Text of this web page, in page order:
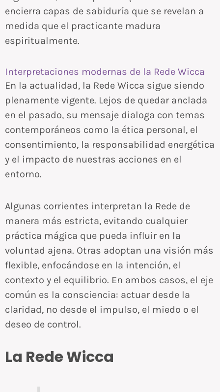
encierra capas de sabiduría que se revelan a
medida que el practicante madura
espiritualmente.
Interpretaciones modernas de la Rede Wicca
En la actualidad, la Rede Wicca sigue siendo
plenamente vigente. Lejos de quedar anclada
en el pasado, su mensaje dialoga con temas
contemporáneos como la ética personal, el
consentimiento, la responsabilidad energética
y el impacto de nuestras acciones en el
entorno.
Algunas corrientes interpretan la Rede de
manera más estricta, evitando cualquier
práctica mágica que pueda influir en la
voluntad ajena. Otras adoptan una visión más
flexible, enfocándose en la intención, el
contexto y el equilibrio. En ambos casos, el eje
común es la consciencia: actuar desde la
claridad, no desde el impulso, el miedo o el
deseo de control.
La Rede Wicca